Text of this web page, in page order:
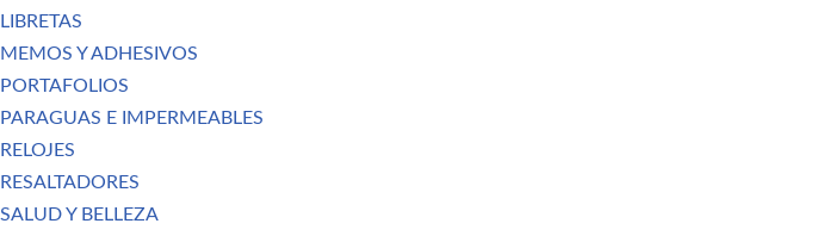
LIBRETAS
MEMOS Y ADHESIVOS
PORTAFOLIOS
PARAGUAS E IMPERMEABLES
RELOJES
RESALTADORES
SALUD Y BELLEZA